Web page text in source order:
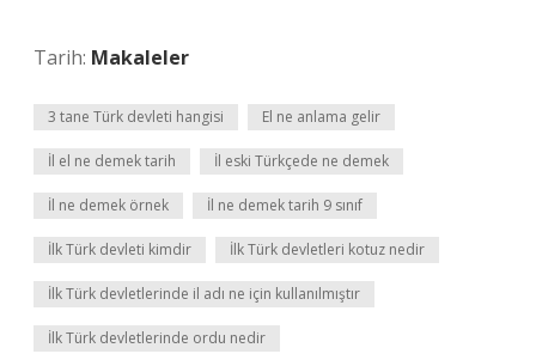
Tarih: Makaleler
3 tane Türk devleti hangisi El ne anlama gelir
İl el ne demek tarih İl eski Türkçede ne demek
İl ne demek örnek İl ne demek tarih 9 sınıf
İlk Türk devleti kimdir İlk Türk devletleri kotuz nedir
İlk Türk devletlerinde il adı ne için kullanılmıştır
İlk Türk devletlerinde ordu nedir